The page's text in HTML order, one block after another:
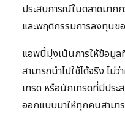
ประสบการณ์ในตลาดมากก
และพฤติกรรมการลงทุนข
แอพนี้มุ่งเน้นการให้ข้อมูล
สามารถนำไปใช้ได้จริง ไ
เทรด หรือนักเทรดที่มีปร
ออกแบบมาให้ทุกคนสามา